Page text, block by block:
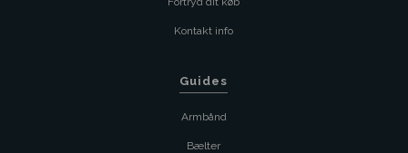
Kontakt info
Guides
Armbånd
Bælter